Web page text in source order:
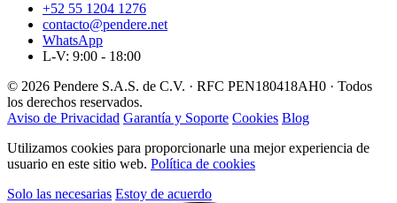
+52 55 1204 1276
contacto@pendere.net
WhatsApp
L-V: 9:00 - 18:00
© 2026 Pendere S.A.S. de C.V. · RFC PEN180418AH0 · Todos
los derechos reservados.
Aviso de Privacidad Garantía y Soporte Cookies Blog
Utilizamos cookies para proporcionarle una mejor experiencia de
usuario en este sitio web. Política de cookies
Solo las necesarias Estoy de acuerdo